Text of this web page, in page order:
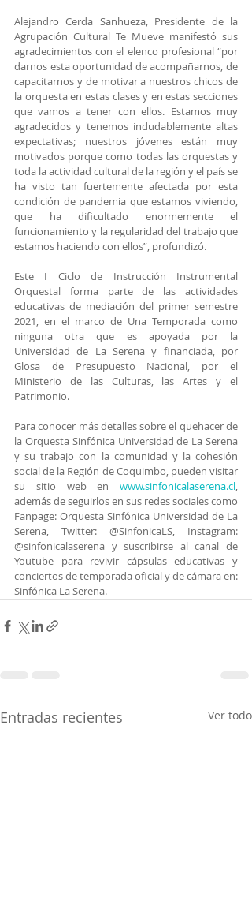
Alejandro Cerda Sanhueza, Presidente de la
Agrupación Cultural Te Mueve manifestó sus
agradecimientos con el elenco profesional “por
darnos esta oportunidad de acompañarnos, de
capacitarnos y de motivar a nuestros chicos de
la orquesta en estas clases y en estas secciones
que vamos a tener con ellos. Estamos muy
agradecidos y tenemos indudablemente altas
expectativas; nuestros jóvenes están muy
motivados porque como todas las orquestas y
toda la actividad cultural de la región y el país se
ha visto tan fuertemente afectada por esta
condición de pandemia que estamos viviendo,
que ha dificultado enormemente el
funcionamiento y la regularidad del trabajo que
estamos haciendo con ellos”, profundizó.
Este I Ciclo de Instrucción Instrumental
Orquestal forma parte de las actividades
educativas de mediación del primer semestre
2021, en el marco de Una Temporada como
ninguna otra que es apoyada por la
Universidad de La Serena y financiada, por
Glosa de Presupuesto Nacional, por el
Ministerio de las Culturas, las Artes y el
Patrimonio.
Para conocer más detalles sobre el quehacer de
la Orquesta Sinfónica Universidad de La Serena
y su trabajo con la comunidad y la cohesión
social de la Región de Coquimbo, pueden visitar
su sitio web en www.sinfonicalaserena.cl,
además de seguirlos en sus redes sociales como
Fanpage: Orquesta Sinfónica Universidad de La
Serena, Twitter: @SinfonicaLS, Instagram:
@sinfonicalaserena y suscribirse al canal de
Youtube para revivir cápsulas educativas y
conciertos de temporada oficial y de cámara en:
Sinfónica La Serena.
Entradas recientes Ver todo